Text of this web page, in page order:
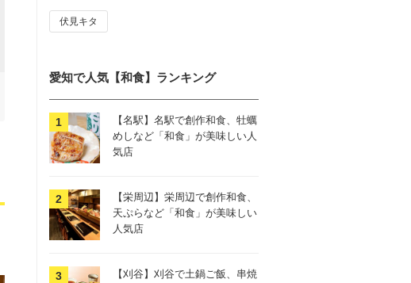
伏見キタ
愛知で人気【和食】ランキング
【名駅】名駅で創作和食、牡蠣
めしなど「和食」が美味しい人
気店
【栄周辺】栄周辺で創作和食、
天ぷらなど「和食」が美味しい
人気店
【刈谷】刈谷で土鍋ご飯、串焼